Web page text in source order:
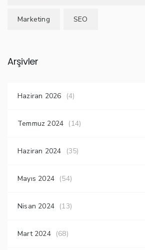
Marketing SEO
Arşivler
Haziran 2026 (4)
Temmuz 2024 (14)
Haziran 2024 (35)
Mayıs 2024 (54)
Nisan 2024 (13)
Mart 2024 (68)